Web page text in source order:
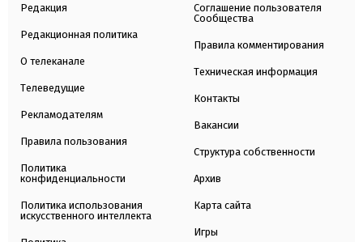
Редакция
Редакционная политика
О телеканале
Телеведущие
Рекламодателям
Правила пользования
Политика
конфиденциальности
Политика использования
искусственного интеллекта
Соглашение пользователя
Сообщества
Правила комментирования
Техническая информация
Контакты
Вакансии
Структура собственности
Архив
Карта сайта
Игры